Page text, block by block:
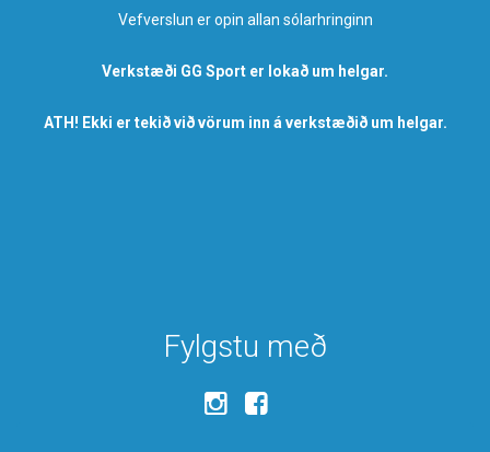
Vefverslun er opin allan sólarhringinn
Verkstæði GG Sport er lokað um helgar.
ATH! Ekki er tekið við vörum inn á verkstæðið um helgar.
Fylgstu með